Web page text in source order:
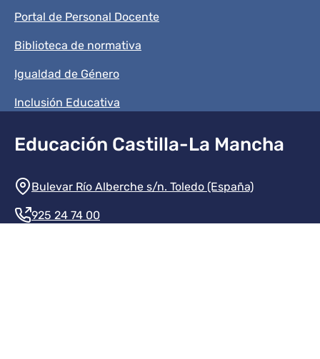
Portal de Personal Docente
Biblioteca de normativa
Igualdad de Género
Inclusión Educativa
Educación Castilla-La Mancha
Información de la institución
Bulevar Río Alberche s/n. Toledo (España)
925 24 74 00